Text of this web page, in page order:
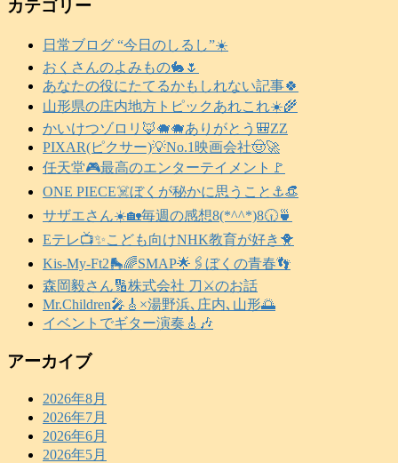
カテゴリー
日常ブログ “今日のしるし”☀️
おくさんのよみもの🐇🌷
あなたの役にたてるかもしれない記事🍀
山形県の庄内地方トピックあれこれ☀️🌾
かいけつゾロリ🦊🐗🐗ありがとう🎒ZZ
PIXAR(ピクサー)💡No.1映画会社🤠🚀
任天堂🎮️最高のエンターテイメント🚩
ONE PIECE☠️ぼくが秘かに思うこと⚓️👒
サザエさん☀️🏡毎週の感想8(*^^*)8🕡️🍵
Eテレ📺️✨こども向けNHK教育が好き🐥
Kis-My-Ft2🛼🌈SMAP🌟🖇️ぼくの青春👣
森岡毅さん🔢株式会社 刀⚔️のお話
Mr.Children🎤🎸×湯野浜､庄内､山形🌅
イベントでギター演奏🎸🎶
アーカイブ
2026年8月
2026年7月
2026年6月
2026年5月